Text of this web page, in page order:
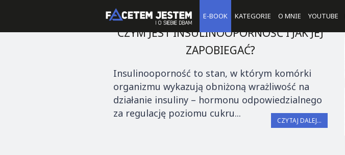
E-BOOK KATEGORIE O MNIE YOUTUBE
CZYM JEST INSULINOOPORNOŚĆ I JAK JEJ
ZAPOBIEGAĆ?
Insulinooporność to stan, w którym komórki
organizmu wykazują obniżoną wrażliwość na
działanie insuliny – hormonu odpowiedzialnego
za regulację poziomu cukru...
CZYTAJ DALEJ...